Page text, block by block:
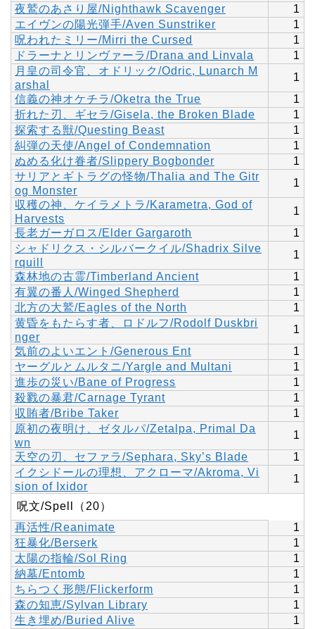
夜鷲のあさり屋/Nighthawk Scavenger
1
エイヴンの陽光弾手/Aven Sunstriker
1
呪われたミリー/Mirri the Cursed
1
ドラーナとリンヴァーラ/Drana and Linvala
1
月皇の司令官、オドリック/Odric, Lunarch M
arshal
1
信義の神オケチラ/Oketra the True
1
折れた刃、ギセラ/Gisela, the Broken Blade
1
探索する獣/Questing Beast
1
糾弾の天使/Angel of Condemnation
1
ぬめる化け眷者/Slippery Bogbonder
1
サリアとギトラグの怪物/Thalia and The Gitr
og Monster
1
収穫の神、ケイラメトラ/Karametra, God of
Harvests
1
長老ガーガロス/Elder Gargaroth
1
シャドリクス・シルバークイル/Shadrix Silve
rquill
1
森林地の古霊/Timberland Ancient
1
有翼の番人/Winged Shepherd
1
北方の大鷲/Eagles of the North
1
黄昏をもたらす者、ロドルフ/Rodolf Duskbri
nger
1
気前のよいエント/Generous Ent
1
ヤーグルとムルタニ/Yargle and Multani
1
進歩の災い/Bane of Progress
1
殺戮の暴君/Carnage Tyrant
1
収賄者/Bribe Taker
1
原初の夜明け、ゼタルパ/Zetalpa, Primal Da
wn
1
天空の刃、セファラ/Sephara, Sky’s Blade
1
イクシドールの理想、アクローマ/Akroma, Vi
sion of Ixidor
1
呪文/Spell（20）
再活性/Reanimate
1
狂暴化/Berserk
1
太陽の指輪/Sol Ring
1
納墓/Entomb
1
ちらつく形態/Flickerform
1
森の知恵/Sylvan Library
1
生き埋め/Buried Alive
1